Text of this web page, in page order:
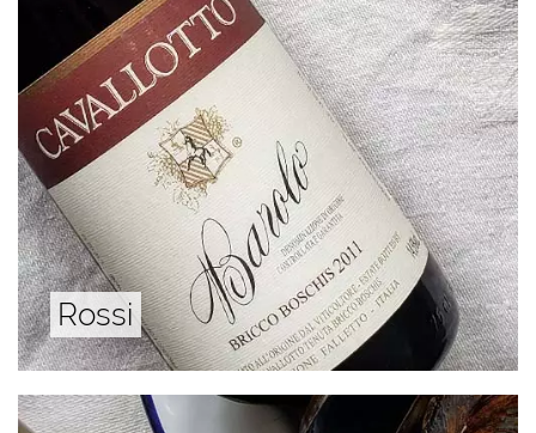
Rossi